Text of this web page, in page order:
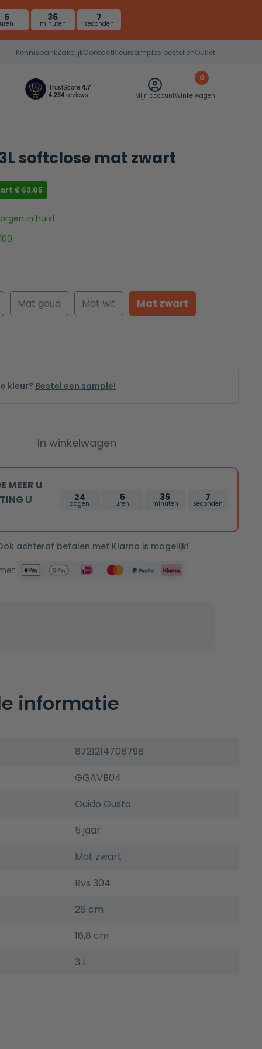
5
uren
36
minuten
6
seconden
KennisbankZakelijkContactKleursamples bestellenOutlet
Mijn account
0
Winkelwagen
softclose mat zwart
€63,05
in huis!
Mat goud Mat wit Mat zwart
kleur? Bestel een sample!
In winkelwagen
MEER U
U
24
dagen
5
uren
36
minuten
6
seconden
achteraf betalen met Klarna is mogelijk!
informatie
8721214708798
GGAVB04
Guido Gusto
5 jaar
Mat zwart
Rvs 304
26 cm
16,8 cm
3 L